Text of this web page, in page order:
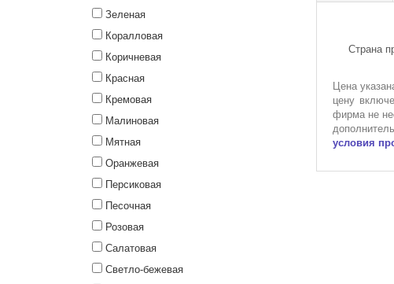
Зеленая
Коралловая
Коричневая
Красная
Кремовая
Малиновая
Мятная
Оранжевая
Персиковая
Песочная
Розовая
Салатовая
Светло-бежевая
Страна
Цена
цену
фирма не
условия